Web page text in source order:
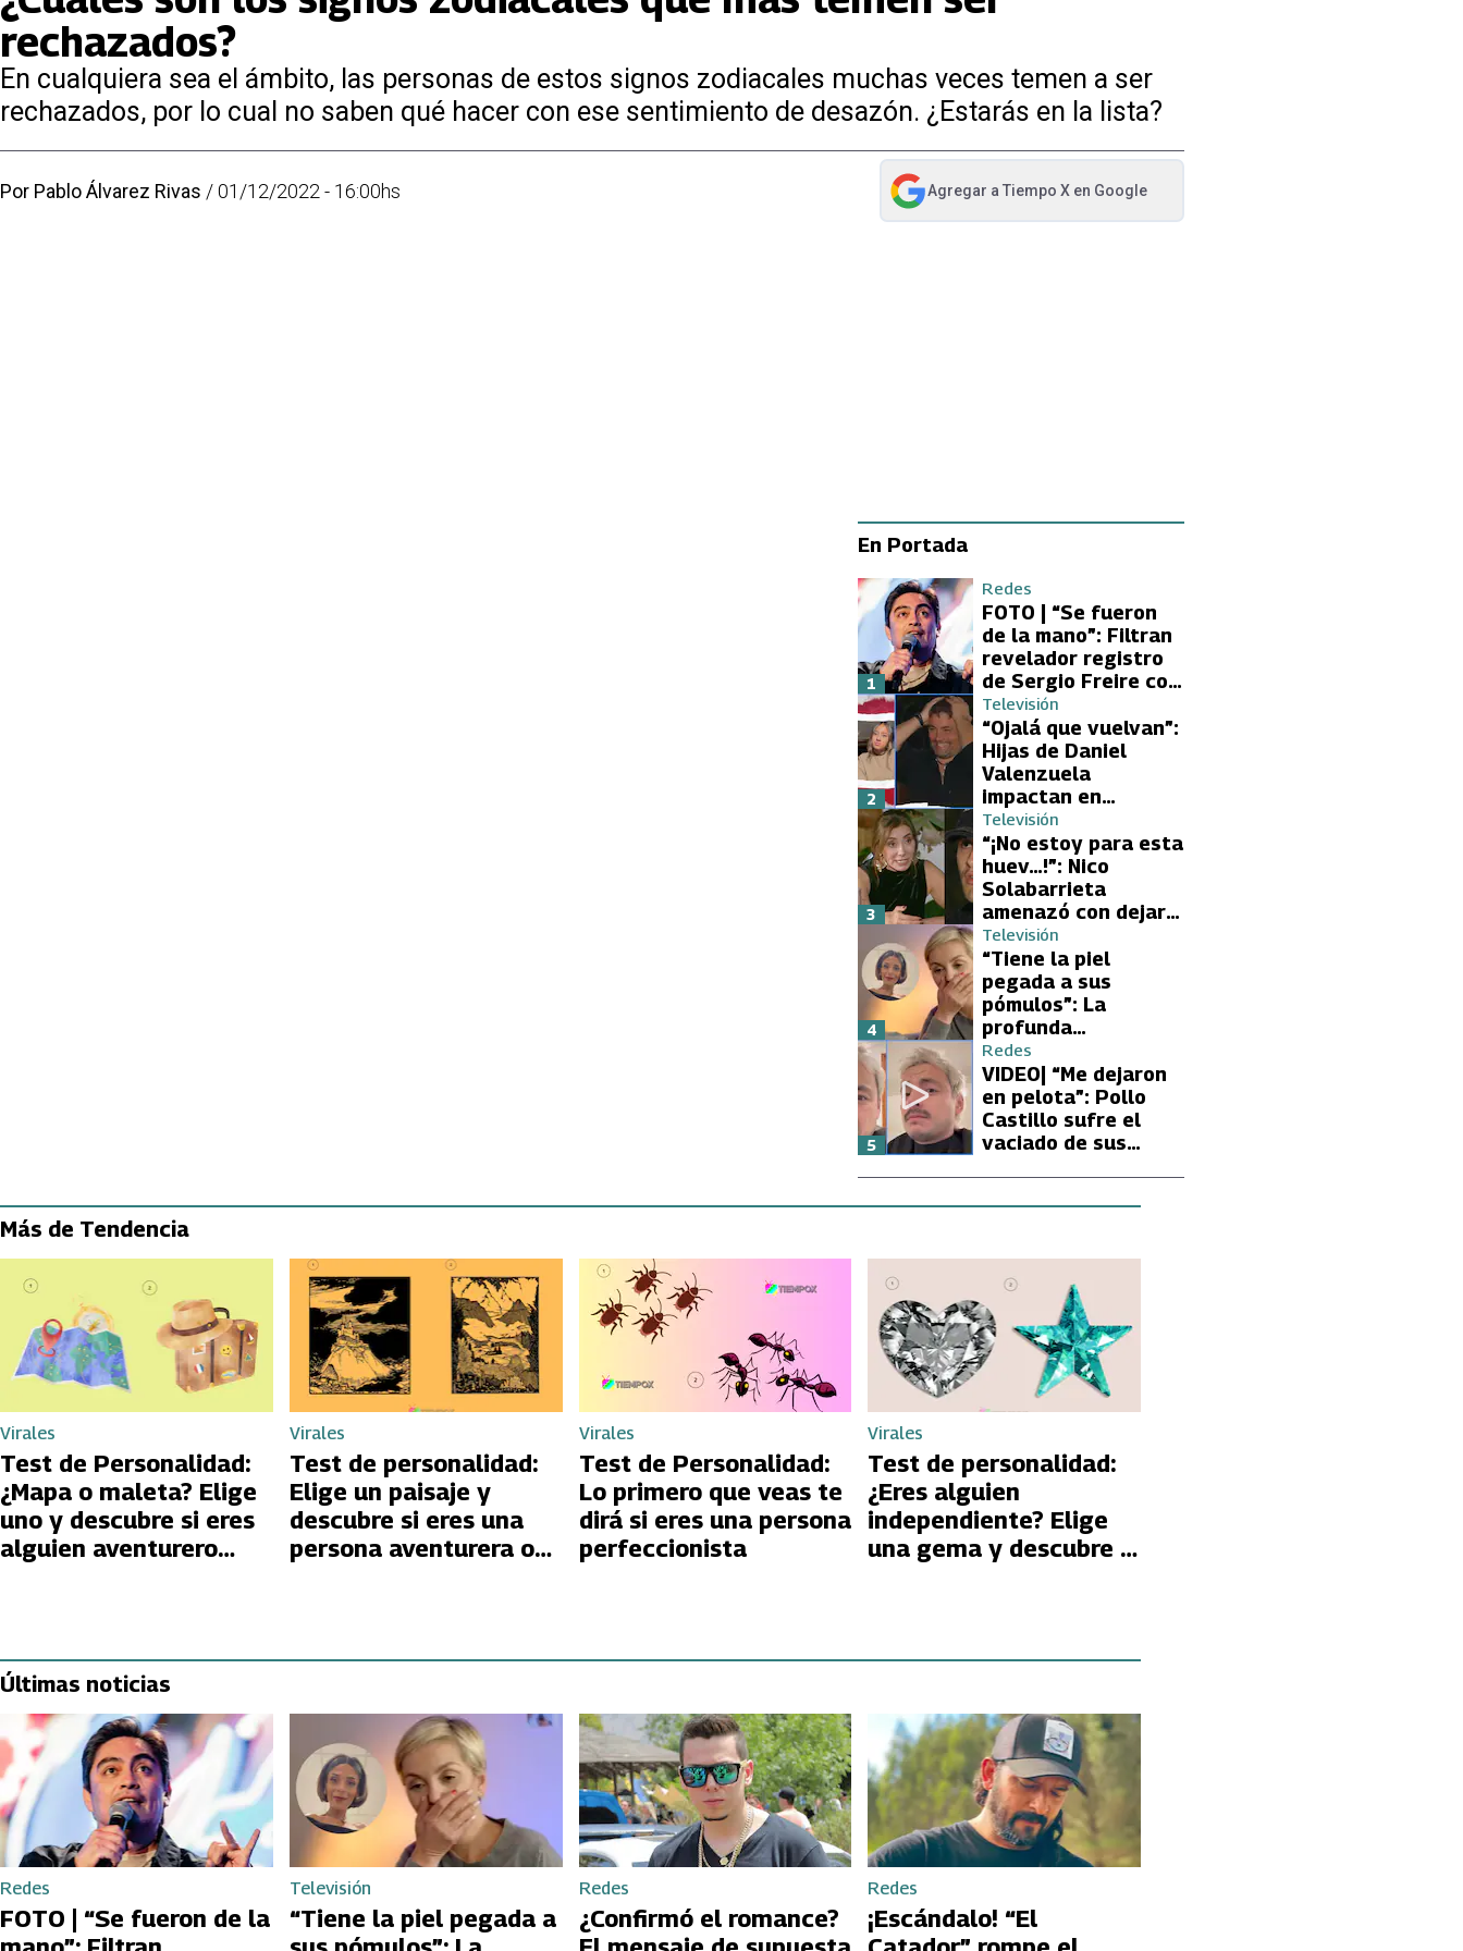
rechazados?
En cualquiera sea el ámbito, las personas de estos signos zodiacales muchas veces temen a ser
rechazados, por lo cual no saben qué hacer con ese sentimiento de desazón. ¿Estarás en la lista?
Por Pablo Álvarez Rivas /01/12/2022 - 16:00hs Agregar a Tiempo Xen Google
abre en nueva pestaña
En Portada
Redes
FOTO | “Se fueron
de la mano”: Filtran
revelador registro
de Sergio Freire con
supuesta nueva
conquista
1
Televisión
“Ojalá que vuelvan”:
Hijas de Daniel
Valenzuela
impactan en
Volverías con tu Ex
2 con directa
petición a su papá
sobre Yamila Reyna
2
Televisión
“¡No estoy para esta
huev…!”: Nico
Solabarrieta
amenazó con dejar
Volverías con tu Ex
tras encontrón con
Carmen Gloria
Arroyo
3
Televisión
“Tiene la piel
pegada a sus
pómulos”: La
profunda
preocupación de
Fran García-
Huidobro por la
extrema delgadez
de Kathy Orellana
4
Redes
VIDEO| “Me dejaron
en pelota”: Pollo
Castillo sufre el
vaciado de sus
5
Más de Tendencia
Virales
Test de Personalidad:
¿Mapa o maleta? Elige
uno y descubre si eres
alguien aventurero
Virales
Test de personalidad:
Elige un paisaje y
descubre si eres una
persona aventurera o
Virales
Test de Personalidad:
Lo primero que veas te
dirá si eres una persona
perfeccionista
Virales
Test de personalidad:
¿Eres alguien
independiente? Elige
una gema y descubre si
Últimas noticias
Redes
FOTO | “Se fueron de la
Televisión
“Tiene la piel pegada a
Redes
¿Confirmó el romance?
Redes
¡Escándalo! “El